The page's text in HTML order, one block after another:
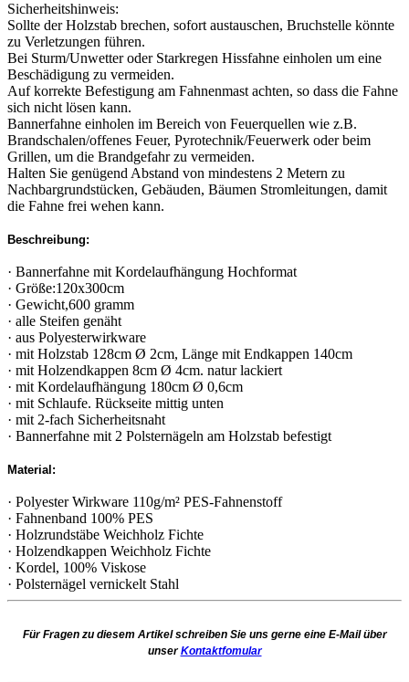
Sicherheitshinweis:
Sollte der Holzstab brechen, sofort austauschen, Bruchstelle könnte
zu Verletzungen führen.
Bei Sturm/Unwetter oder Starkregen Hissfahne einholen um eine
Beschädigung zu vermeiden.
Auf korrekte Befestigung am Fahnenmast achten, so dass die Fahne
sich nicht lösen kann.
Bannerfahne einholen im Bereich von Feuerquellen wie z.B.
Brandschalen/offenes Feuer, Pyrotechnik/Feuerwerk oder beim
Grillen, um die Brandgefahr zu vermeiden.
Halten Sie genügend Abstand von mindestens 2 Metern zu
Nachbargrundstücken, Gebäuden, Bäumen Stromleitungen, damit
die Fahne frei wehen kann.
Beschreibung:
· Bannerfahne mit Kordelaufhängung Hochformat
· Größe:120x300cm
· Gewicht,600 gramm
· alle Steifen genäht
· aus Polyesterwirkware
· mit Holzstab 128cm Ø 2cm, Länge mit Endkappen 140cm
· mit Holzendkappen 8cm Ø 4cm. natur lackiert
· mit Kordelaufhängung 180cm Ø 0,6cm
· mit Schlaufe. Rückseite mittig unten
· mit 2-fach Sicherheitsnaht
· Bannerfahne mit 2 Polsternägeln am Holzstab befestigt
Material:
· Polyester Wirkware 110g/m² PES-Fahnenstoff
· Fahnenband 100% PES
· Holzrundstäbe Weichholz Fichte
· Holzendkappen Weichholz Fichte
· Kordel, 100% Viskose
· Polsternägel vernickelt Stahl
Für Fragen zu diesem Artikel schreiben Sie uns gerne eine E-Mail über
unserKontaktfomular